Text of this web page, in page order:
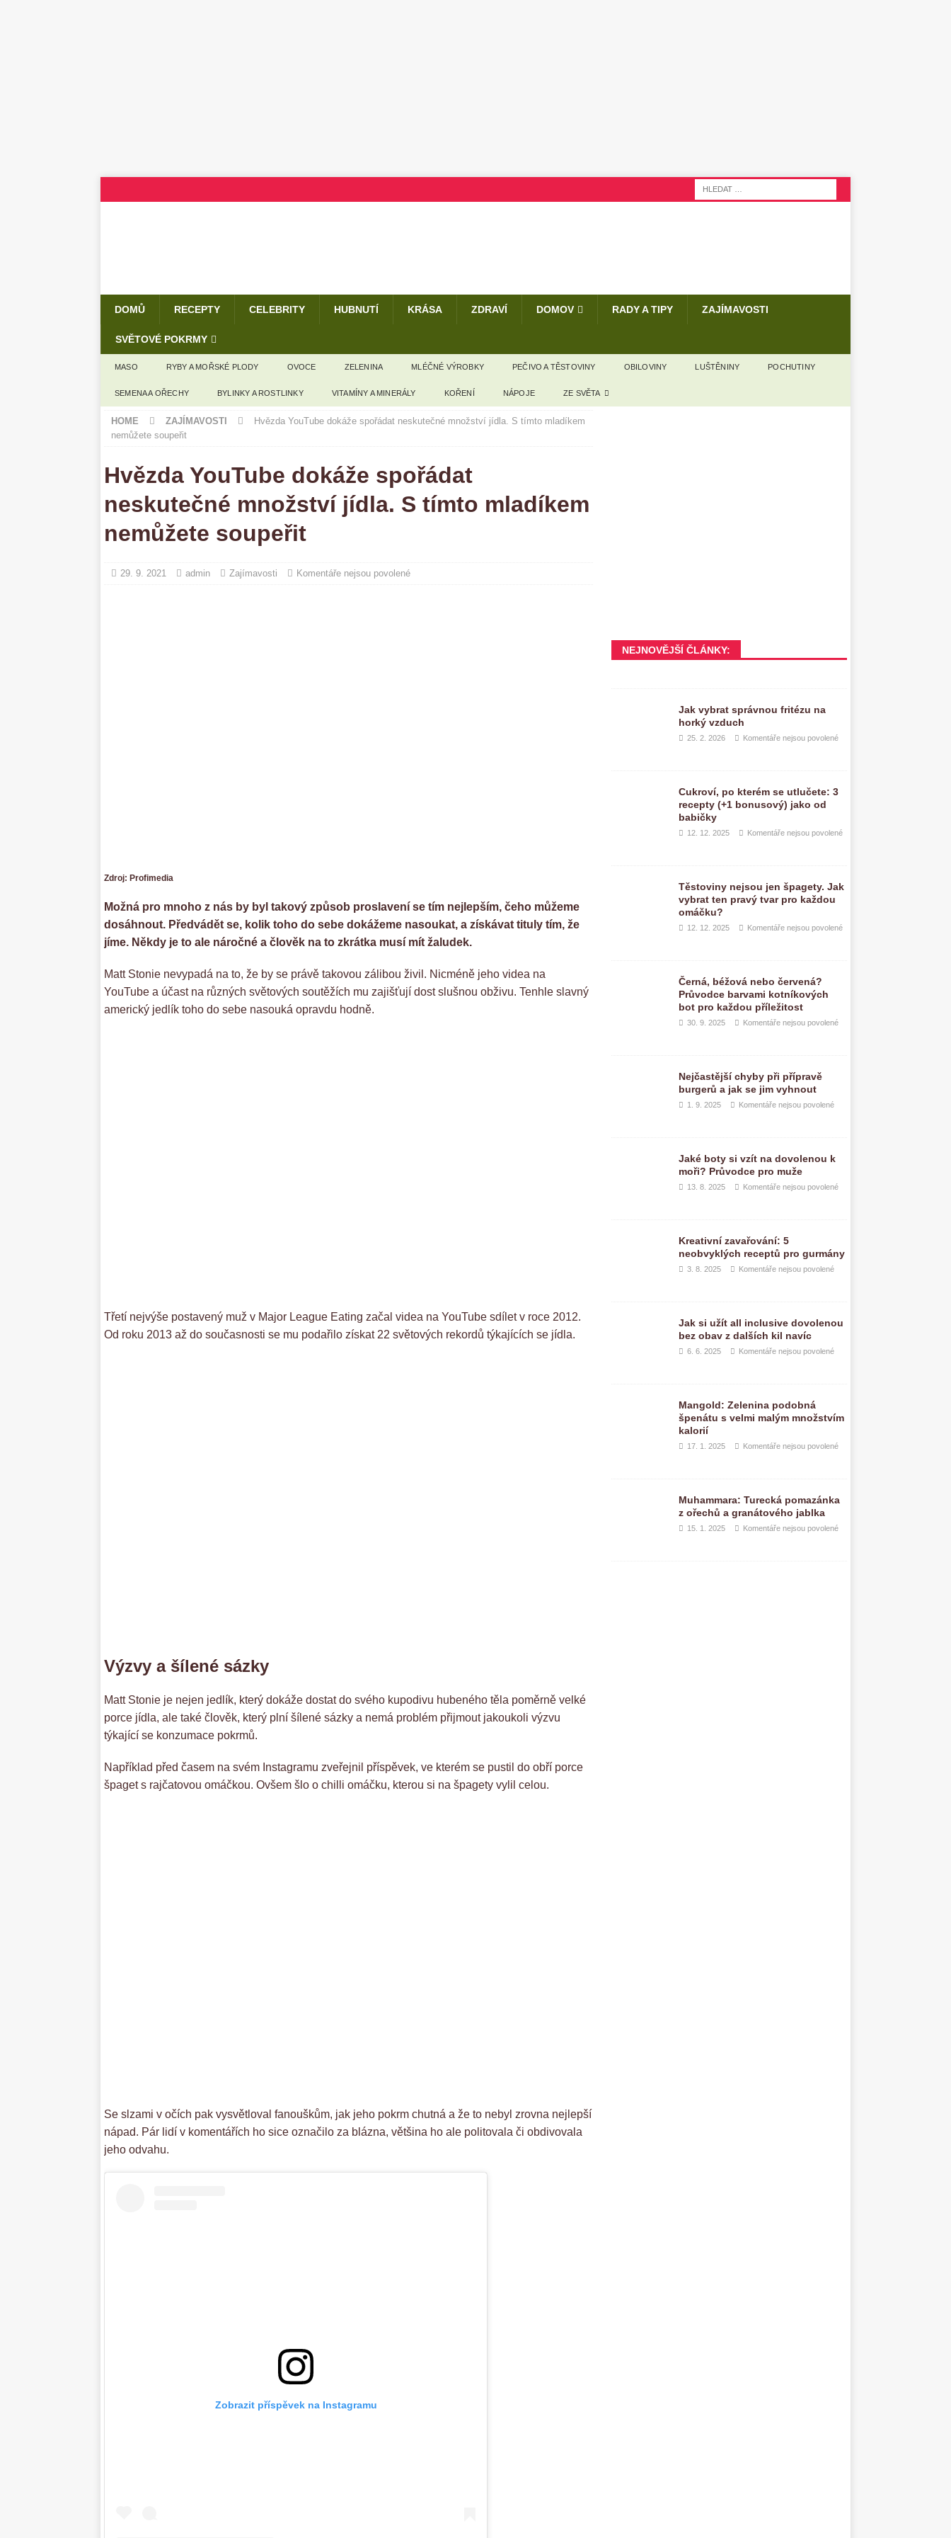
DOMŮ RECEPTY CELEBRITY HUBNUTÍ KRÁSA ZDRAVÍ DOMOV RADY A TIPY ZAJÍMAVOSTI
SVĚTOVÉ POKRMY
MASO RYBY A MOŘSKÉ PLODY OVOCE ZELENINA MLÉČNÉ VÝROBKY PEČIVO A TĚSTOVINY OBILOVINY LUŠTĚNINY POCHUTINY
SEMENA A OŘECHY BYLINKY A ROSTLINKY VITAMÍNY A MINERÁLY KOŘENÍ NÁPOJE ZE SVĚTA
HOME ZAJÍMAVOSTI
Hvězda YouTube dokáže spořádat neskutečné množství jídla. S tímto mladíkem
nemůžete soupeřit
Hvězda YouTube dokáže spořádat
neskutečné množství jídla. S tímto mladíkem
nemůžete soupeřit
29. 9. 2021 admin Zajímavosti Komentáře nejsou povolené
Zdroj: Profimedia
Možná pro mnoho z nás by byl takový způsob proslavení se tím nejlepším, čeho můžeme
dosáhnout. Předvádět se, kolik toho do sebe dokážeme nasoukat, a získávat tituly tím, že
jíme. Někdy je to ale náročné a člověk na to zkrátka musí mít žaludek.
Matt Stonie nevypadá na to, že by se právě takovou zálibou živil. Nicméně jeho videa na
YouTube a účast na různých světových soutěžích mu zajišťují dost slušnou obživu. Tenhle slavný
americký jedlík toho do sebe nasouká opravdu hodně.
Třetí nejvýše postavený muž v Major League Eating začal videa na YouTube sdílet v roce 2012.
Od roku 2013 až do současnosti se mu podařilo získat 22 světových rekordů týkajících se jídla.
Výzvy a šílené sázky
Matt Stonie je nejen jedlík, který dokáže dostat do svého kupodivu hubeného těla poměrně velké
porce jídla, ale také člověk, který plní šílené sázky a nemá problém přijmout jakoukoli výzvu
týkající se konzumace pokrmů.
Například před časem na svém Instagramu zveřejnil příspěvek, ve kterém se pustil do obří porce
špaget s rajčatovou omáčkou. Ovšem šlo o chilli omáčku, kterou si na špagety vylil celou.
Se slzami v očích pak vysvětloval fanouškům, jak jeho pokrm chutná a že to nebyl zrovna nejlepší
nápad. Pár lidí v komentářích ho sice označilo za blázna, většina ho ale politovala či obdivovala
jeho odvahu.
Zobrazit příspěvek na Instagramu
NEJNOVĚJŠÍ ČLÁNKY:
Jak vybrat správnou fritézu na
horký vzduch
25. 2. 2026 Komentáře nejsou povolené
Cukroví, po kterém se utlučete: 3
recepty (+1 bonusový) jako od
babičky
12. 12. 2025 Komentáře nejsou povolené
Těstoviny nejsou jen špagety. Jak
vybrat ten pravý tvar pro každou
omáčku?
12. 12. 2025 Komentáře nejsou povolené
Černá, béžová nebo červená?
Průvodce barvami kotníkových
bot pro každou příležitost
30. 9. 2025 Komentáře nejsou povolené
Nejčastější chyby při přípravě
burgerů a jak se jim vyhnout
1. 9. 2025 Komentáře nejsou povolené
Jaké boty si vzít na dovolenou k
moři? Průvodce pro muže
13. 8. 2025 Komentáře nejsou povolené
Kreativní zavařování: 5
neobvyklých receptů pro gurmány
3. 8. 2025 Komentáře nejsou povolené
Jak si užít all inclusive dovolenou
bez obav z dalších kil navíc
6. 6. 2025 Komentáře nejsou povolené
Mangold: Zelenina podobná
špenátu s velmi malým množstvím
kalorií
17. 1. 2025 Komentáře nejsou povolené
Muhammara: Turecká pomazánka
z ořechů a granátového jablka
15. 1. 2025 Komentáře nejsou povolené